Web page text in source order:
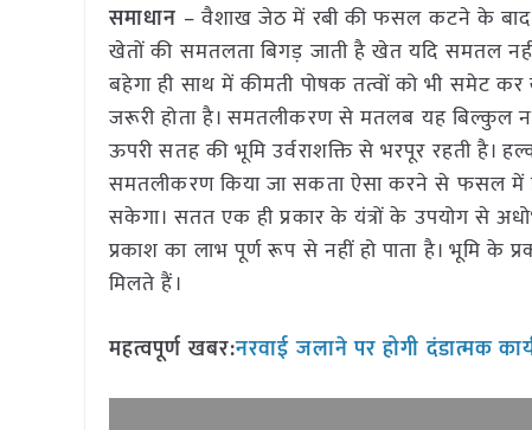
समाधान – वैशाख जेठ में रबी की फसल कटने के बाद
खेतों की समतलता बिगड़ जाती है खेत यदि समतल
बहेगा ही साथ में कीमती पोषक तत्वों को भी समेट
जरूरी होता है। समतलीकरण से मतलब यह बिल्कुल
ऊपरी सतह की भूमि उर्वराशक्ति से भरपूर रहती
समतलीकरण किया जा सकता ऐसा करने से फसल में
सकेगा। सतत एक ही प्रकार के यंत्रों के उपयोग से
प्रकाश का लाभ पूर्ण रूप से नहीं हो पाता है। भूमि के
मिलते हैं।
महत्वपूर्ण खबर:नरवाई जलाने पर होगी दंडात्मक